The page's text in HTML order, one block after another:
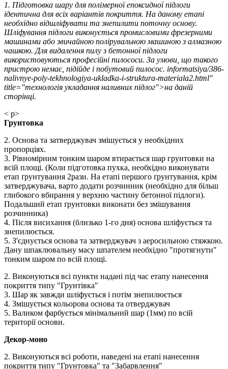
1. Підготовка шару для полімерної епоксидної підлоги
ідентична для всіх варіантів покриття. На даному етапі
необхідно відшліфувати та знепилити поточну основу.
Шліфування підлоги виконується промисловими фрезерними
машинами або звичайною полірувальною машиною з алмазною
чашкою. Для видалення пилу з бетонної підлоги
використовуються професійні пилососи. За умови, що такого
пристрою немає, підійде і побутовий пилосос. informatsiya/386-
nalivnye-poly-tekhnologiya-ukladka-i-struktura-materiala2.html"
title="технологія укладання наливних підлог">на даній
сторінці.
< p>
Грунтовка
2. Основа та затверджувач змішується у необхідних
пропорціях.
3. Рівномірним тонким шаром втирається шар грунтовки на
всій площі. (Коли підготовка пухка, необхідно виконувати
етап ґрунтування 2рази. На етапі першого ґрунтування, крім
затверджувача, варто додати розчинник (необхідно для більш
глибокого вбирання у верхню частину бетонної підлоги).
Подальший етап ґрунтовки виконати без змішування
розчинника)
4. Після висихання (близько 1-го дня) основа шліфується та
знепилюється.
5. З'єднується основа та затверджувач з аеросильною стяжкою.
Дану шпаклювальну масу шпателем необхідно "протягнути"
тонким шаром по всій площі.
2. Виконуються всі пункти надані під час етапу нанесення
покриття типу "Грунтівка"
3. Шар як завжди шліфується і потім знепилюється
4. Змішується кольорова основа та отверджувач
5. Валиком фарбується мінімальний шар (1мм) по всій
території основи.
Декор-моно
2. Виконуються всі роботи, наведені на етапі нанесення
покриття типу "Грунтовка" та "Забарвлення"